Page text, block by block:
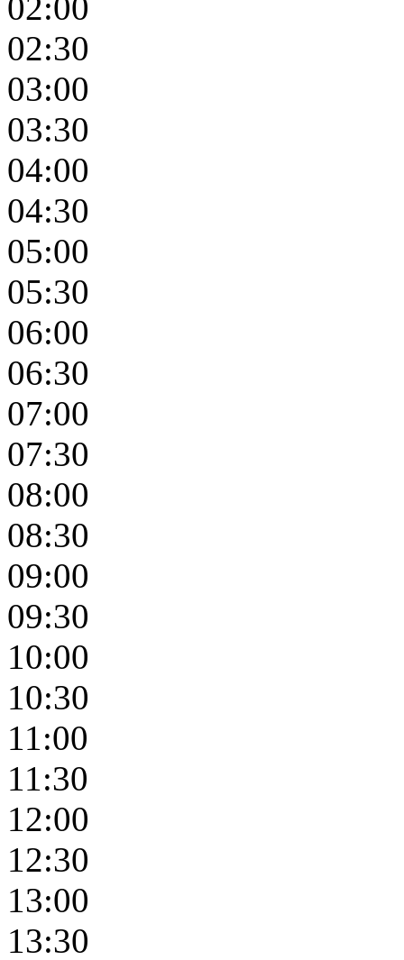
02:30
03:00
03:30
04:00
04:30
05:00
05:30
06:00
06:30
07:00
07:30
08:00
08:30
09:00
09:30
10:00
10:30
11:00
11:30
12:00
12:30
13:00
13:30